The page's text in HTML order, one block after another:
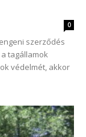
0
szerződés
tagállamok
védelmét, akkor